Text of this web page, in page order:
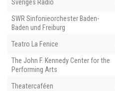
Sveriges Radio
SWR Sinfonieorchester Baden-
Baden und Freiburg
Teatro La Fenice
The John F. Kennedy Center for the
Performing Arts
Theatercaféen